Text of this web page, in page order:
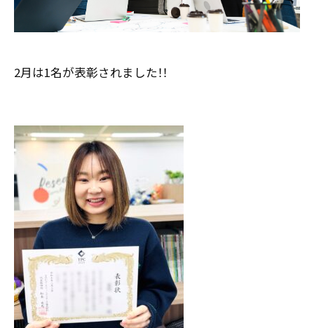
TPCマーケティングリサーチ株式会社
〒550-0013
大阪市西区新町2-4-2 なにわ筋SIAビル［
TEL 06-6538-5358（代表）
［ 24時間受付中 ］
06-6538-5358
［ 9:00-17:00 土日祝除く ］
セミナー情報
- エントリー一覧
- TPCでの働き方
情報セキュリティ基本方針
コンプライアンス規程
2月は1名が表彰されました！！